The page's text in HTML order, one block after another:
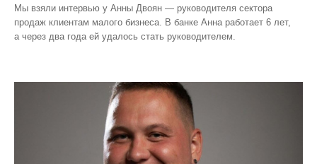
Мы взяли интервью у Анны Двоян — руководителя сектора
продаж клиентам малого бизнеса. В банке Анна работает 6 лет,
а через два года ей удалось стать руководителем.